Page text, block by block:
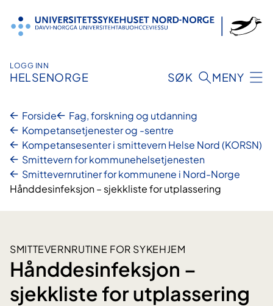
innhold
LOGG INN
HELSENORGE SØK MENY
Forside
Fag, forskning og utdanning
Kompetansetjenester og -sentre
Kompetansesenter i smittevern Helse Nord (KORSN)​
Smittevern for kommune­­helsetjenesten
Smittevernrutiner for kommunene i Nord-Norge
Hånddesinfeksjon – sjekkliste for utplassering
SMITTEVERNRUTINE FOR SYKEHJEM
Hånddesinfeksjon –
sjekkliste for utplassering